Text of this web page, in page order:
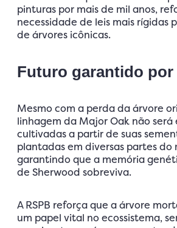
pinturas por mais de mil anos,
necessidade de leis mais rígidas
de árvores icônicas.
Futuro garantido por
Mesmo com a perda da árvore
linhagem da Major Oak não
cultivadas a partir de suas
plantadas em diversas partes do
garantindo que a memória
de Sherwood sobreviva.
A RSPB reforça que a árvore
um papel vital no ecossistema,